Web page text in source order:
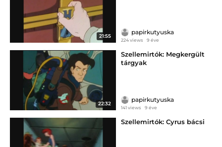
21:55
papirkutyuska
224 views 9 éve
22:32
Szellemirtók: Megkergült
tárgyak
papirkutyuska
141 views 9 éve
Szellemirtók: Cyrus bácsi